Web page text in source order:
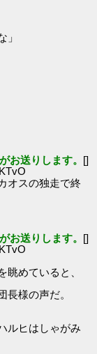
お送りします。 []
オスの独走で終
お送りします。 []
めていると、
様の声だ。
ルヒはしゃがみ